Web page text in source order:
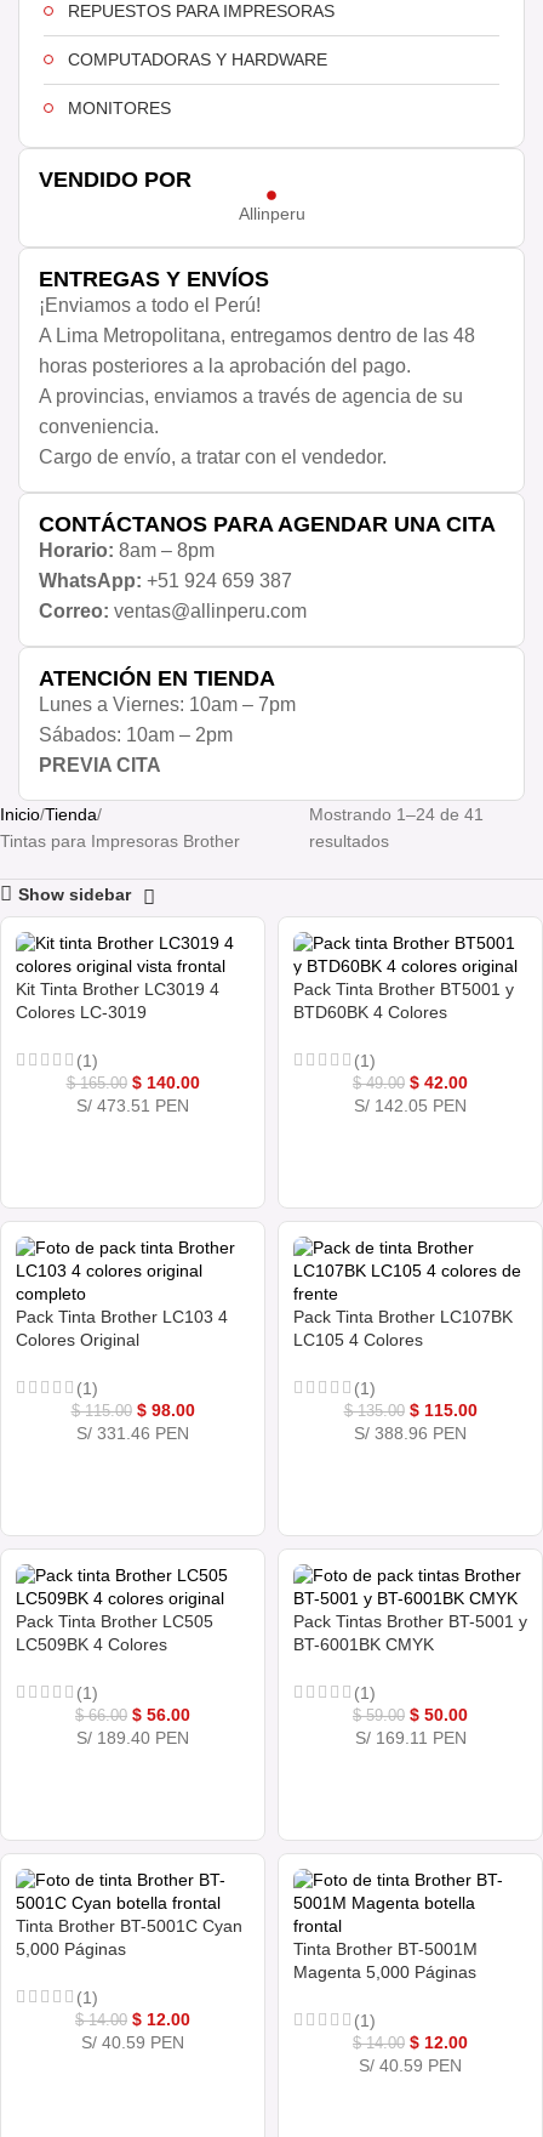
REPUESTOS PARA IMPRESORAS
COMPUTADORAS Y HARDWARE
MONITORES
VENDIDO POR
Allinperu
ENTREGAS Y ENVÍOS
¡Enviamos a todo el Perú!
A Lima Metropolitana, entregamos dentro de las 48
horas posteriores a la aprobación del pago.
A provincias, enviamos a través de agencia de su
conveniencia.
Cargo de envío, a tratar con el vendedor.
CONTÁCTANOS PARA AGENDAR UNA CITA
Horario: 8am – 8pm
WhatsApp: +51 924 659 387
Correo: ventas@allinperu.com
ATENCIÓN EN TIENDA
Lunes a Viernes: 10am – 7pm
Sábados: 10am – 2pm
PREVIA CITA
Inicio Tienda
Tintas para Impresoras Brother
Mostrando 1–24 de 41
resultados
Show sidebar
Kit Tinta Brother LC3019 4
Colores LC-3019
(1)
$165.00 $140.00
S/ 473.51 PEN
Pack Tinta Brother BT5001 y
BTD60BK 4 Colores
(1)
$49.00 $ 42.00
S/ 142.05 PEN
Pack Tinta Brother LC103 4
Colores Original
(1)
$115.00 $98.00
S/ 331.46 PEN
Pack Tinta Brother LC107BK
LC105 4 Colores
(1)
$135.00 $115.00
S/ 388.96 PEN
Pack Tinta Brother LC505
LC509BK 4 Colores
(1)
$66.00 $ 56.00
S/ 189.40 PEN
Pack Tintas Brother BT-5001 y
BT-6001BK CMYK
(1)
$59.00 $ 50.00
S/ 169.11 PEN
Tinta Brother BT-5001C Cyan
5,000 Páginas
(1)
$14.00 $ 12.00
S/ 40.59 PEN
Tinta Brother BT-5001M
Magenta 5,000 Páginas
(1)
$14.00 $ 12.00
S/ 40.59 PEN